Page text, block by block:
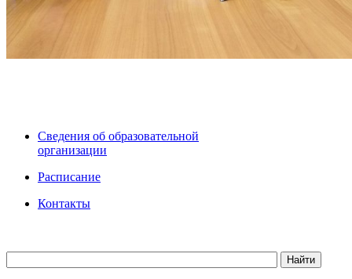
Сведения об образовательной
организации
Расписание
Контакты